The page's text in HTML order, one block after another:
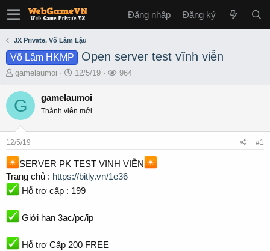
Đăng nhập Đăng ký
JX Private, Võ Lâm Lậu
Võ Lâm HKMP Open server test vĩnh viễn
T
r
e
s
a
r
t
e
gamelaumoi
S
a
t
e
12/5/19
L
964
G gamelaumoi
Thành viên mới
12/5/19 #1
SERVER PK TEST VINH VIỄN
Trang chủ : https://bitly.vn/1e36
Hỗ trợ cấp : 199
Giới hạn 3ac/pc/ip
Hỗ trợ Cấp 200 FREE